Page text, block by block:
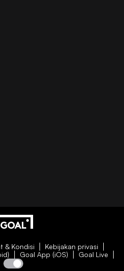
& Kondisi
Kebijakan privasi
Goal App (iOS) Goal Live